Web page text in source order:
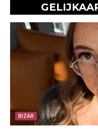
BIZAR